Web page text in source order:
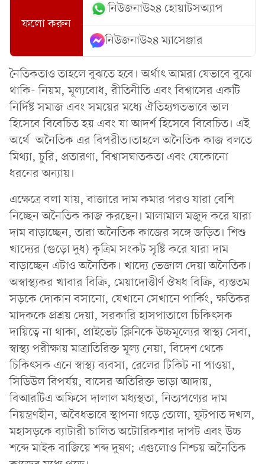
ফলো করুন
নিউজনাউ২৪ হোয়াটসঅ্যাপ
নিউজনাউ২৪ ম্যাসেঞ্জার
নৈতিকতাও তাহলে বুঝতে হবে। অর্থাৎ আমরা যেভাবে বুঝে
থাকি- নিয়ম, মূল্যবোধ, রীতিনীতি এবং বিশ্বাসের একটি
নির্দিষ্ট সমাজ এবং সময়ের মধ্যে ঐতিহ্যগতভাবে ভাল
হিসেবে বিবেচিত হয় এবং যা আদর্শ হিসেবে বিবেচিত। এই
অর্থে অনৈতিক এর বিপরীত।তাহলে অনৈতিক কাজ বলতে
মিথ্যা, চুরি, প্রতারণা, বিশ্বাসঘাতকতা এবং যেকোনো
ধরনের অন্যায়।
এক্ষেত্রে বলা যায়, বাজারে দাম কমার পরও যারা বেশি
নিচ্ছেন অনৈতিক কাজ করছেন। মালামাল মজুদ করে যারা
দাম বাড়াচ্ছেন, তারা অনৈতিক কাজের সঙ্গে জড়িত। শিশু
খাদ্যের (গুড়ো দুধ) কৃত্রিম সংকট সৃষ্টি করে যারা দাম
বাড়াচ্ছেন এটাও অনৈতিক। খাদ্যে ভেজাল দেয়া অনৈতিক।
অস্বাস্থ্যকর খাবার বিক্রি, মেয়াদোত্তীর্ণ ঔষধ বিক্রি, ব্যস্ততম
সড়কে দোকান বসানো, যেখানে সেখানে পার্কিং, ক্ষতিকর
মাদককে প্রশ্রয় দেয়া, সরকারি হাসপাতালে চিকিৎসক
দায়িত্বে না থাকা, প্রাইভেট ক্লিনিকে উচ্চমূল্যের স্বাস্থ্য সেবা,
স্বাস্থ্য পরীক্ষায় মাত্রাতিরিক্ত মূল্য নেয়া, বিদেশ থেকে
চিকিৎসক এনে স্বাস্থ্য ব্যবসা, রেলের টিকিট না পাওয়া,
সিডিউল বিপর্যয়, বাসের অতিরিক্ত ভাড়া আদায়,
বিআরটিএ অফিসে দালাল মধ্যস্থতা, নিত্যপণ্যের দাম
নিয়ন্ত্রণহীন, অবৈধভাবে স্থাপনা গড়ে তোলা, ফুটপাত দখল,
মহাসড়কে ব্যাটারী চালিত অটোরিকশার দাপট এবং উচ্চ
শব্দে মাইক বাজিয়ে শব্দ দুষণ; এগুলোও নিশ্চয় অনৈতিক